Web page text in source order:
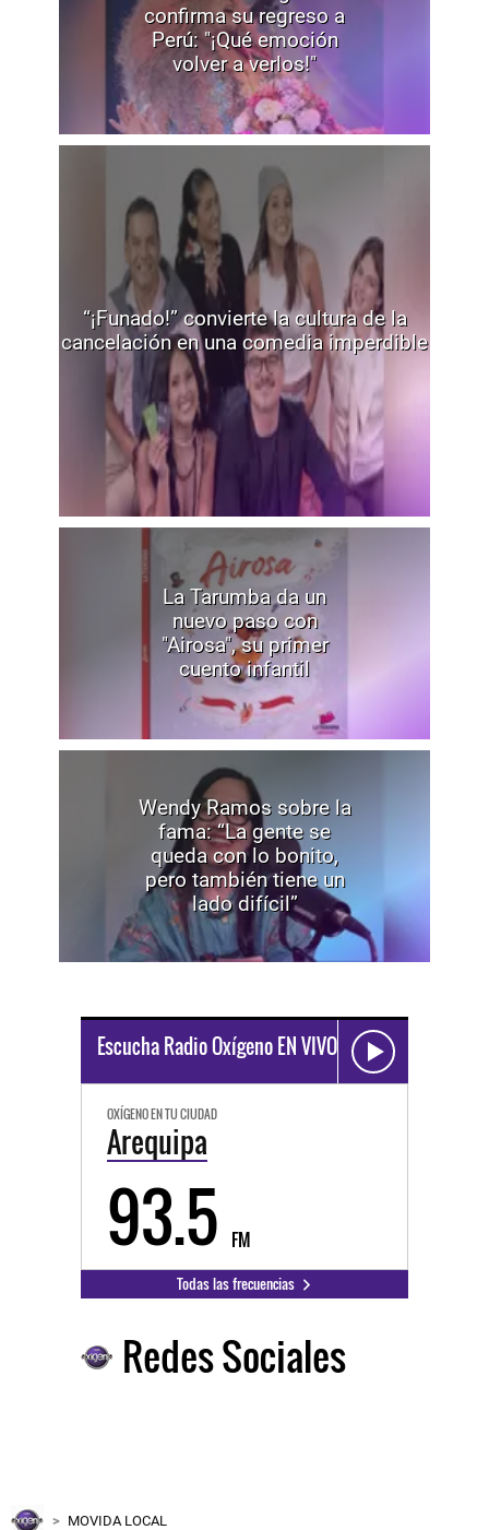
confirma su regreso a
Perú: "¡Qué emoción
volver a verlos!"
“¡Funado!” convierte la cultura de la
cancelación en una comedia imperdible
La Tarumba da un
nuevo paso con
"Airosa", su primer
cuento infantil
Wendy Ramos sobre la
fama: “La gente se
queda con lo bonito,
pero también tiene un
lado difícil”
Escucha Radio Oxígeno EN VIVO
OXÍGENO EN TU CIUDAD
Arequipa
93.5 FM
Todas las frecuencias
Redes Sociales
MOVIDA LOCAL